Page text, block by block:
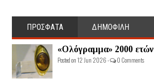
ΠΡΟΣΦΑΤΑ ΔΗΜΟΦΙΛΗ
«Ολόγραμμα» 2000 ετών
Posted on 12 Jun 2026 - 0 Comments